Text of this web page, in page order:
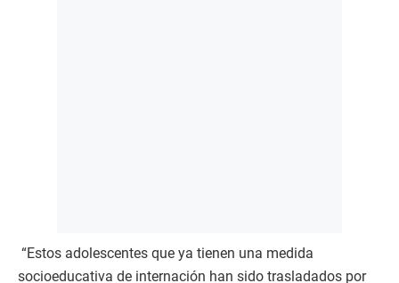
“Estos adolescentes que ya tienen una medida
socioeducativa de internación han sido trasladados por